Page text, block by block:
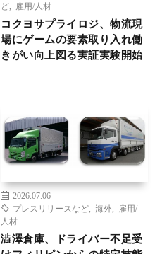
ど
雇用/人材
コクヨサプライロジ、物流現
場にゲームの要素取り入れ働
きがい向上図る実証実験開始
2026.07.06
プレスリリースなど
海外
雇用/
人材
澁澤倉庫、ドライバー不足受